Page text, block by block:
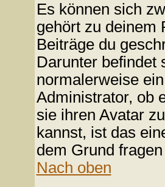
Es können sich
gehört zu deinem
Beiträge du
Darunter befindet
normalerweise
Administrator, ob
sie ihren Avatar
kannst, ist das
dem Grund
Nach oben